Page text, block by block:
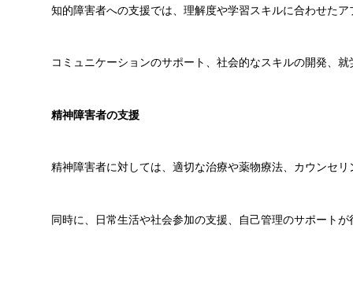
知的障害者への支援では、理解度や学習スキルに合わせた
コミュニケーションのサポート、社会的なスキルの開発、
精神障害者の支援
精神障害者に対しては、適切な治療や薬物療法、カウンセ
同時に、日常生活や社会参加の支援、自己管理のサポート